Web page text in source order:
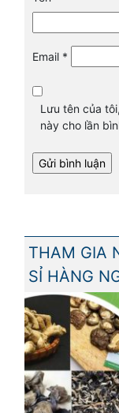
Email *
Lưu tên của
này cho lần
THAM GIA
SỈ HÀNG